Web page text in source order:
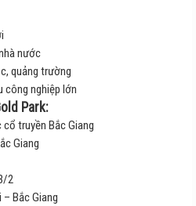
nước
quảng trường
công nghiệp lớn
Park:
truyền Bắc Giang
Giang
2
Bắc Giang